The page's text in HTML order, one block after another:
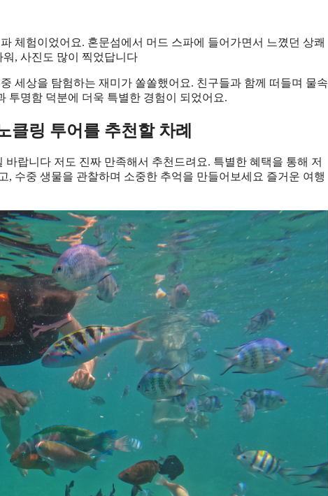
체험이었어요. 혼문섬에서 머드 스파에 들어가면서 느꼈던 상쾌
, 사진도 많이 찍었답니다
세상을 탐험하는 재미가 쏠쏠했어요. 친구들과 함께 떠들며 물속
투명함 덕분에 더욱 특별한 경험이 되었어요.
링 투어를 추천할 차례
랍니다 저도 진짜 만족해서 추천드려요. 특별한 혜택을 통해 저
, 수중 생물을 관찰하며 소중한 추억을 만들어보세요 즐거운 여행